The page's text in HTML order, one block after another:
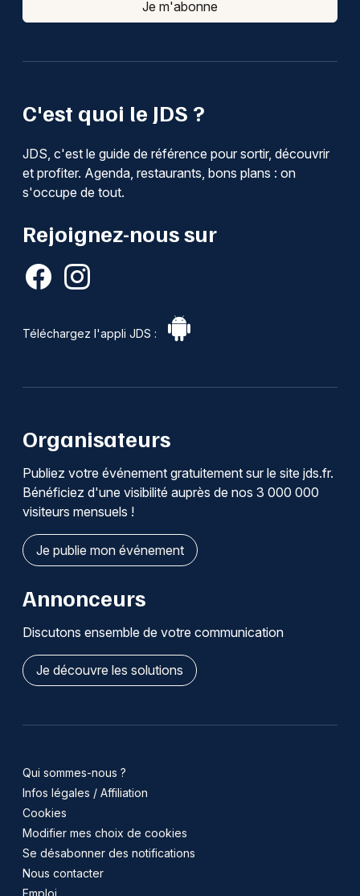
C'est quoi le JDS ?
JDS, c'est le guide de référence pour sortir, découvrir
et profiter. Agenda, restaurants, bons plans : on
s'occupe de tout.
Rejoignez-nous sur
Téléchargez l'appli JDS :
Je m'abonne
Organisateurs
Publiez votre événement gratuitement sur le site jds.fr.
Bénéficiez d'une visibilité auprès de nos 3 000 000
visiteurs mensuels !
Je publie mon événement
Annonceurs
Discutons ensemble de votre communication
Je découvre les solutions
Qui sommes-nous ?
Infos légales / Affiliation
Cookies
Modifier mes choix de cookies
Se désabonner des notifications
Nous contacter